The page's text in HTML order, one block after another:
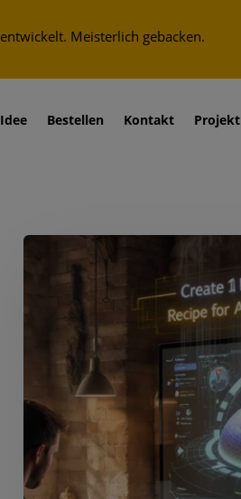
Meisterlich gebacken.
Idee Bestellen Kontakt Projekt